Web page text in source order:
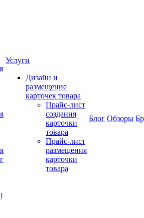
Услуги
Дизайн и
размещение
карточек товара
Прайс-лист
создания
карточки
товара
Прайс-лист
размещения
карточки
товара
Блог Обзоры